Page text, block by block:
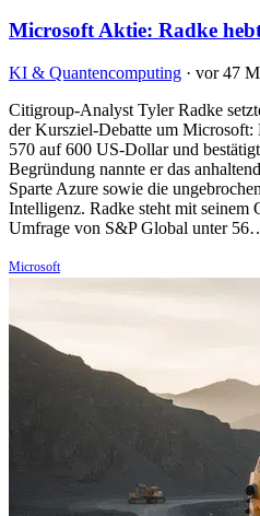
Microsoft Aktie: Radke
KI & Quantencomputing · vor 47
Citigroup-Analyst Tyler Radke
der Kursziel-Debatte um Microsoft:
570 auf 600 US-Dollar und
Begründung nannte er das
Sparte Azure sowie die
Intelligenz. Radke steht mit seinem
Umfrage von S&P Global unter
Microsoft